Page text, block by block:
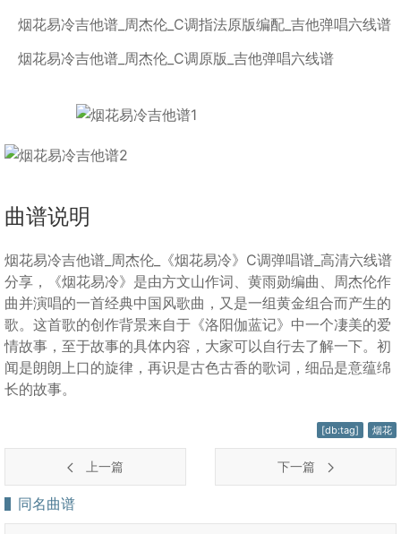
烟花易冷吉他谱_周杰伦_C调指法原版编配_吉他弹唱六线谱
烟花易冷吉他谱_周杰伦_C调原版_吉他弹唱六线谱
曲谱说明
烟花易冷吉他谱_周杰伦_《烟花易冷》C调弹唱谱_高清六线谱
分享，《烟花易冷》是由方文山作词、黄雨勋编曲、周杰伦作
曲并演唱的一首经典中国风歌曲，又是一组黄金组合而产生的
歌。这首歌的创作背景来自于《洛阳伽蓝记》中一个凄美的爱
情故事，至于故事的具体内容，大家可以自行去了解一下。初
闻是朗朗上口的旋律，再识是古色古香的歌词，细品是意蕴绵
长的故事。
[db:tag] 烟花
上一篇 下一篇
同名曲谱